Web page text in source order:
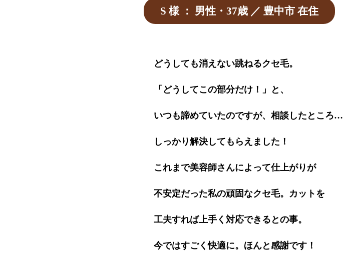
S 様 ： 男性・37歳 ／ 豊中市 在住
どうしても消えない跳ねるクセ毛。
「どうしてこの部分だけ！」と、
いつも諦めていたのですが、相談したところ…
しっかり解決してもらえました！
これまで美容師さんによって仕上がりが
不安定だった私の頑固なクセ毛。カットを
工夫すれば上手く対応できるとの事。
今ではすごく快適に。ほんと感謝です！